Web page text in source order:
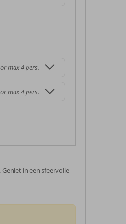
max 4 pers.
max 4 pers.
in een sfeervolle